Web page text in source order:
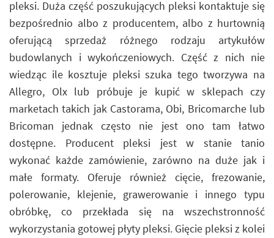
pleksi. Duża część poszukujących pleksi kontaktuje się
bezpośrednio albo z producentem, albo z hurtownią
oferującą sprzedaż różnego rodzaju artykułów
budowlanych i wykończeniowych. Część z nich nie
wiedząc ile kosztuje pleksi szuka tego tworzywa na
Allegro, Olx lub próbuje je kupić w sklepach czy
marketach takich jak Castorama, Obi, Bricomarche lub
Bricoman jednak często nie jest ono tam łatwo
dostępne. Producent pleksi jest w stanie tanio
wykonać każde zamówienie, zarówno na duże jak i
małe formaty. Oferuje również cięcie, frezowanie,
polerowanie, klejenie, grawerowanie i innego typu
obróbkę, co przekłada się na wszechstronność
wykorzystania gotowej płyty pleksi. Gięcie pleksi z kolei